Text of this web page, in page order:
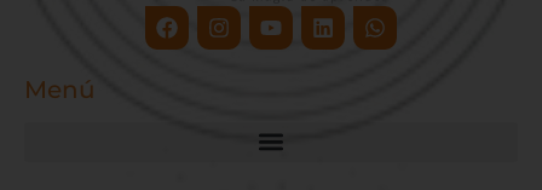
FacebookInstagram
YoutubeLinkedinWhatsapp
Menú